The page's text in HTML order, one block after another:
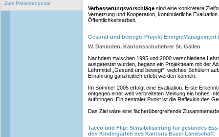
Zum Patientenportal
Verbesserungsvorschläge sind eine konkretere
Vernetzung und Kooperation, kontinuierliche
Öffentlichkeitsarbeit.
Gesund und bewegt: Projekt EnergieManagement
W. Dahinden, Kantonsschullehrer St. Gallen
Nachdem zwischen 1995 und 2000 verschiedene
ausgetestet wurden, begann ein Projektteam mit der
Lehrmittel „Gesund und bewegt“, welches Schülern
Ernährung ganzheitlich erlebt werden können.
Im Sommer 2005 erfolgt eine Evaluation. Erste
entgegen einer weit verbreiteten Meinung ein hohes
aufbringen. Ein zentraler Punkt ist die Reflexion des
Das Ziel wäre eine fächerübergreifende
Tacco und Flip: Sensibilisierung für gesundes
den Kindergärten des Kantons Basel-Landschaft